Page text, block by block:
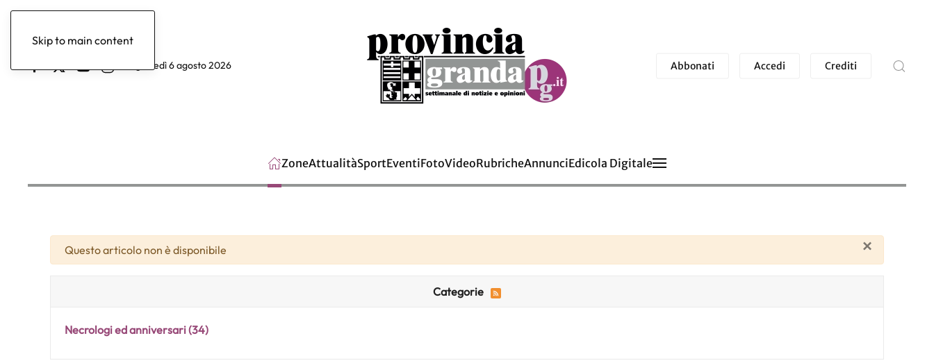
Skip to main content
giovedì 6 agosto 2026 Abbonati Accedi Crediti
ZoneAttualitàSportEventiFotoVideoRubricheAnnunciEdicola Digitale
×
Attenzione
Questo articolo non è disponibile
Categorie
Necrologi ed anniversari(34)